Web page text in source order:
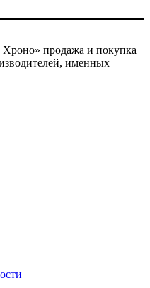
продажа и покупка
именных